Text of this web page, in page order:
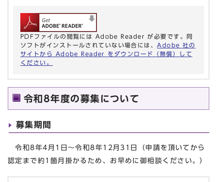
PDFファイルの閲覧には Adobe Reader が必要です。同
ソフトがインストールされていない場合には、Adobe 社の
サイトから Adobe Reader をダウンロード（無償）して
ください。
令和8年度の募集について
募集期間
令和8年4月1日～令和8年12月31日（申請を頂いてから
認定まで約1箇月掛かるため、お早めに御相談ください。）